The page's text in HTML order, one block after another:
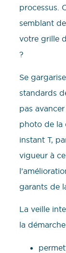
processus.
semblant
votre grille
?
Se
standards
pas
photo de la
instant T,
vigueur à
garants de
La veille
la